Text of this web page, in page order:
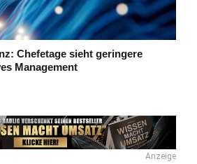
Chefetage sieht geringere
Management
Anzeige